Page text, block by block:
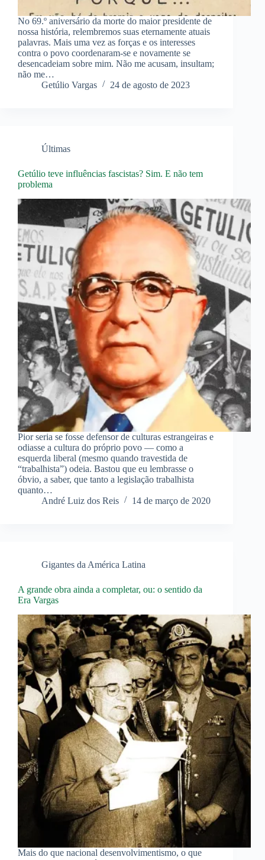
No 69.º aniversário da morte do maior presidente de
nossa história, relembremos suas eternamente atuais
palavras. Mais uma vez as forças e os interesses
contra o povo coordenaram-se e novamente se
desencadeiam sobre mim. Não me acusam, insultam;
não me…
Getúlio Vargas
24 de agosto de 2023
Últimas
Getúlio teve influências fascistas? Sim. E não tem
problema
Pior seria se fosse defensor de culturas estrangeiras e
odiasse a cultura do próprio povo — como a
esquerda liberal (mesmo quando travestida de
“trabalhista”) odeia. Bastou que eu lembrasse o
óbvio, a saber, que tanto a legislação trabalhista
quanto…
André Luiz dos Reis
14 de março de 2020
Gigantes da América Latina
A grande obra ainda a completar, ou: o sentido da
Era Vargas
Mais do que nacional desenvolvimentismo, o que